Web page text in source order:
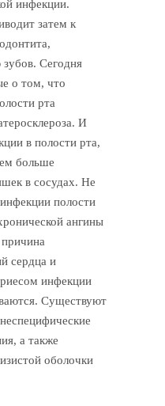
инфекции.
затем к
Сегодня
о том, что
рта
И
в полости рта,
больше
в сосудах. Не
полости
ангины
причина
сердца и
инфекции
Существуют
а также
оболочки